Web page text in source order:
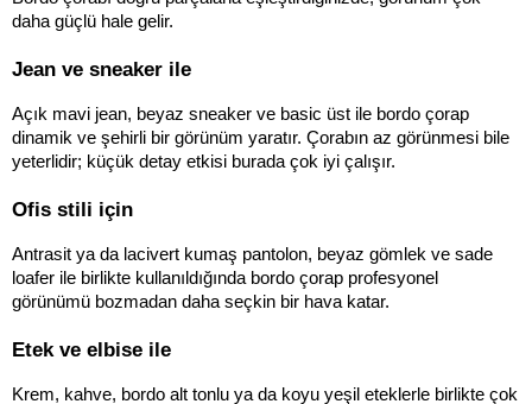
daha güçlü hale gelir.
Jean ve sneaker ile
Açık mavi jean, beyaz sneaker ve basic üst ile bordo çorap
dinamik ve şehirli bir görünüm yaratır. Çorabın az görünmesi bile
yeterlidir; küçük detay etkisi burada çok iyi çalışır.
Ofis stili için
Antrasit ya da lacivert kumaş pantolon, beyaz gömlek ve sade
loafer ile birlikte kullanıldığında bordo çorap profesyonel
görünümü bozmadan daha seçkin bir hava katar.
Etek ve elbise ile
Krem, kahve, bordo alt tonlu ya da koyu yeşil eteklerle birlikte çok